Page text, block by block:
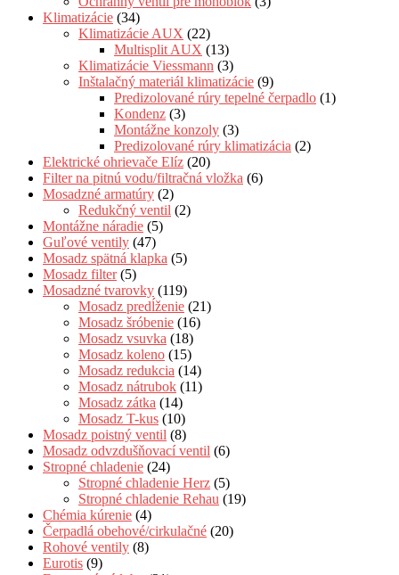
Klimatizácie (34)
Klimatizácie AUX (22)
Multisplit AUX (13)
Klimatizácie Viessmann (3)
Inštalačný materiál klimatizácie (9)
Predizolované rúry tepelné čerpadlo (1)
Kondenz (3)
Montážne konzoly (3)
Predizolované rúry klimatizácia (2)
Elektrické ohrievače Elíz (20)
Filter na pitnú vodu/filtračná vložka (6)
Mosadzné armatúry (2)
Redukčný ventil (2)
Montážne náradie (5)
Guľové ventily (47)
Mosadz spätná klapka (5)
Mosadz filter (5)
Mosadzné tvarovky (119)
Mosadz predĺženie (21)
Mosadz šróbenie (16)
Mosadz vsuvka (18)
Mosadz koleno (15)
Mosadz redukcia (14)
Mosadz nátrubok (11)
Mosadz zátka (14)
Mosadz T-kus (10)
Mosadz poistný ventil (8)
Mosadz odvzdušňovací ventil (6)
Stropné chladenie (24)
Stropné chladenie Herz (5)
Stropné chladenie Rehau (19)
Chémia kúrenie (4)
Čerpadlá obehové/cirkulačné (20)
Rohové ventily (8)
Eurotis (9)